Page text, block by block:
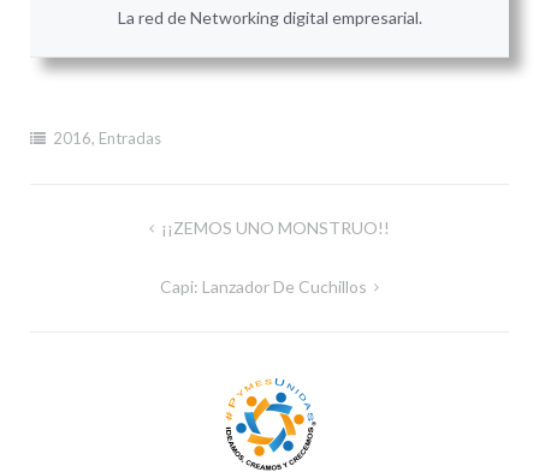
La red de Networking digital empresarial.
2016, Entradas
Navegación¡¡ZEMOS UNO MONSTRUO!!
Capi: Lanzador De Cuchillos